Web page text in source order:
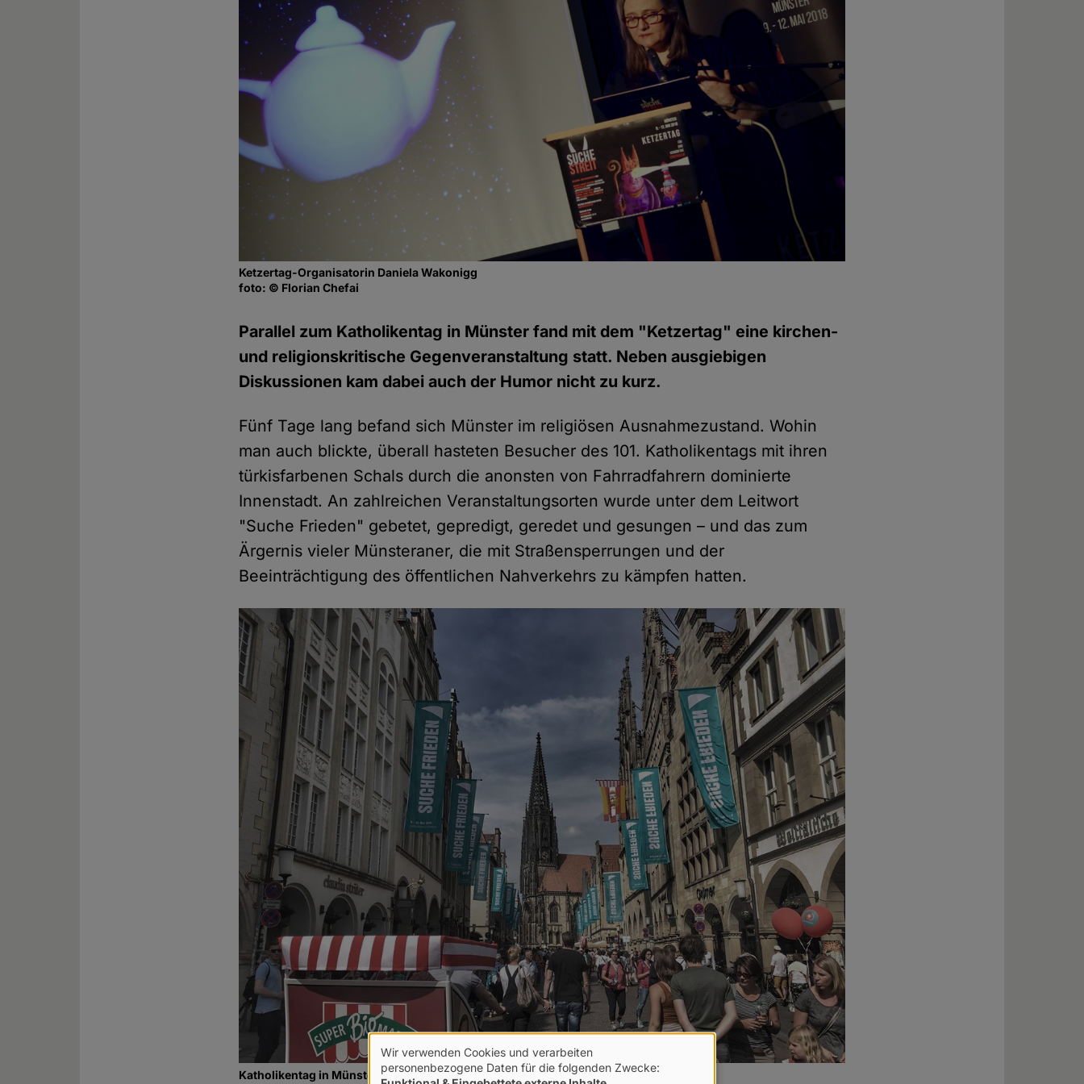
Ketzertag-Organisatorin Daniela Wakonigg
foto: © Florian Chefai
Parallel zum Katholikentag in Münster fand mit dem "Ketzertag" eine kirchen-
und religionskritische Gegenveranstaltung statt. Neben ausgiebigen
Diskussionen kam dabei auch der Humor nicht zu kurz.
Fünf Tage lang befand sich Münster im religiösen Ausnahmezustand. Wohin
man auch blickte, überall hasteten Besucher des 101. Katholikentags mit ihren
türkisfarbenen Schals durch die anonsten von Fahrradfahrern dominierte
Innenstadt. An zahlreichen Veranstaltungsorten wurde unter dem Leitwort
"Suche Frieden" gebetet, gepredigt, geredet und gesungen – und das zum
Ärgernis vieler Münsteraner, die mit Straßensperrungen und der
Beeinträchtigung des öffentlichen Nahverkehrs zu kämpfen hatten.
Katholikentag in Münster – Foto: © Florian Chefai
Verwendung
Wir verwenden Cookies und verarbeiten
personenbezogene Daten für die folgenden Zwecke: